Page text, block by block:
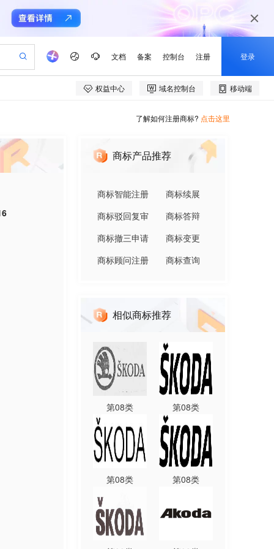
了解如何注册商标? 点击这里
商标产品推荐
商标智能注册
商标续展
商标驳回复审
商标答辩
商标撤三申请
商标变更
商标顾问注册
商标查询
相似商标推荐
第08类 第08类
第08类 第08类